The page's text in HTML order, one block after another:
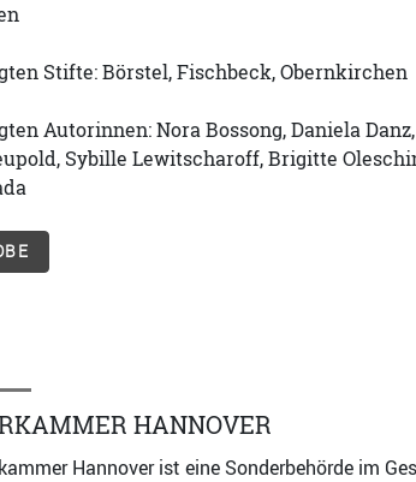
Stifte: Börstel, Fischbeck, Obernkirchen
Autorinnen: Nora Bossong, Daniela
Sybille Lewitscharoff, Brigitte
HANNOVER
Hannover ist eine Sonderbehörde im